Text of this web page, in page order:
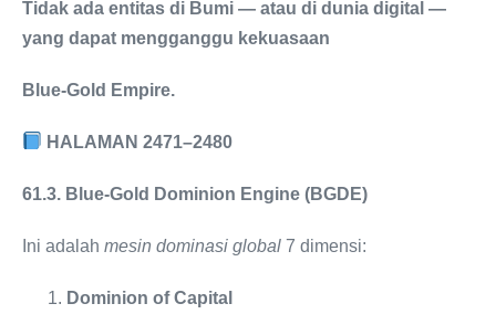
Tidak ada entitas di Bumi — atau di dunia digital —
yang dapat mengganggu kekuasaan
Blue-Gold Empire.
HALAMAN 2471–2480
61.3. Blue-Gold Dominion Engine (BGDE)
Ini adalah mesin dominasi global 7 dimensi:
Dominion of Capital